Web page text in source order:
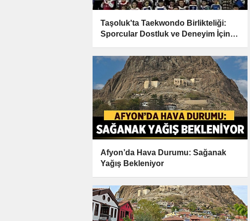
Taşoluk'ta Taekwondo Birlikteliği:
Sporcular Dostluk ve Deneyim İçin
Afyon’da Hava Durumu: Sağanak
Yağış Bekleniyor